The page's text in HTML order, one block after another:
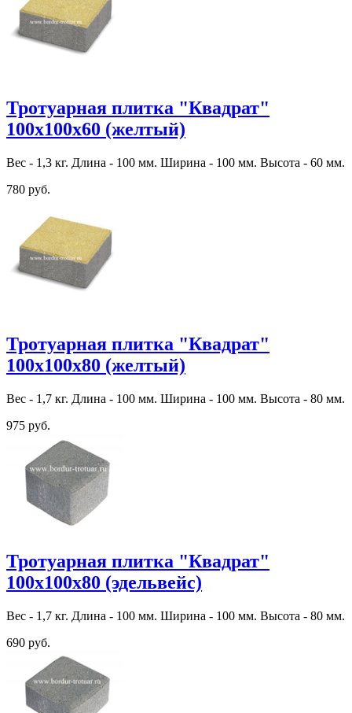
Тротуарная плитка "Квадрат"
100х100х60 (желтый)
Вес - 1,3 кг. Длина - 100 мм. Ширина - 100 мм. Высота - 60 мм.
780 руб.
Тротуарная плитка "Квадрат"
100х100х80 (желтый)
Вес - 1,7 кг. Длина - 100 мм. Ширина - 100 мм. Высота - 80 мм.
975 руб.
Тротуарная плитка "Квадрат"
100х100х80 (эдельвейс)
Вес - 1,7 кг. Длина - 100 мм. Ширина - 100 мм. Высота - 80 мм.
690 руб.